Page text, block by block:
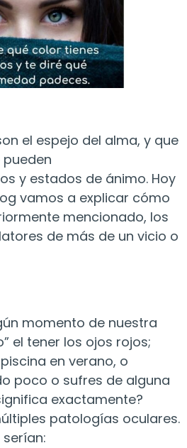
el espejo del alma, y que
y estados de ánimo. Hoy
vamos a explicar cómo
mencionado, los
de más de un vicio o
momento de nuestra
el tener los ojos rojos;
en verano, o
poco o sufres de alguna
exactamente?
patologías oculares.